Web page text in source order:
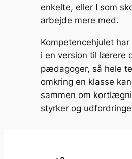
enkelte, eller I som
arbejde mere med.
Kompetencehjulet
i en version til lærere
pædagoger, så hele
omkring en klasse
sammen om
styrker og